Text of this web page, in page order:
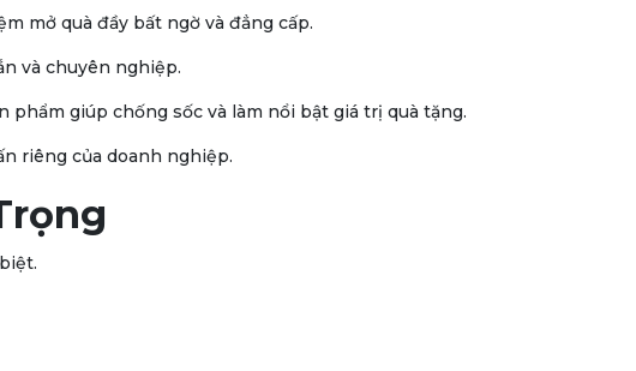
mở quà đầy bất ngờ và đẳng cấp.
và chuyên nghiệp.
giúp chống sốc và làm nổi bật giá trị quà tặng.
riêng của doanh nghiệp.